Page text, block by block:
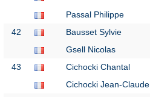
Passal Philippe
42
Bausset Sylvie
Gsell Nicolas
43
Cichocki Chantal
Cichocki Jean-Claude